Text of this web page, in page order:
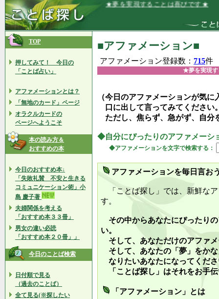
★夢を実現することは喜びです★
TOP
押してみて！ 今日の
「ことば占い」
アファメーションとは？
「無地のカード」ページ
オラクルカードの
ページへようこそ
本の読み方＆
おすすめの本
今日のおすすめ本↓
「失敗礼賛 不安と生きる
コミュニケーション術」小
島 慶子著
夫婦関係を考える
「おすすめ本３３冊」
男女の違い必読
「おすすめ本２０冊」」
今日のことば検索
日付順で見る
（過去のことば）
全て見る(※探したい
■アファメーション■
アファメーション登録数： 715件
★夢を実現
（今日のアファメーションが気
口に出して言ってみてください
ただし、焦らず、急がず、自分
◆自分にぴったりのアファメーシ
◆アファメーションを文字で検索する：
アファメーションを毎日言お
「ことば探し」では、新鮮な
す。
その中からあなたにぴったり
い。
そして、あなただけのアファ
そして、あなたの「夢」をか
なりたいあなたになってくだ
「ことば探し」はそれをお手
「アファメーション」とは